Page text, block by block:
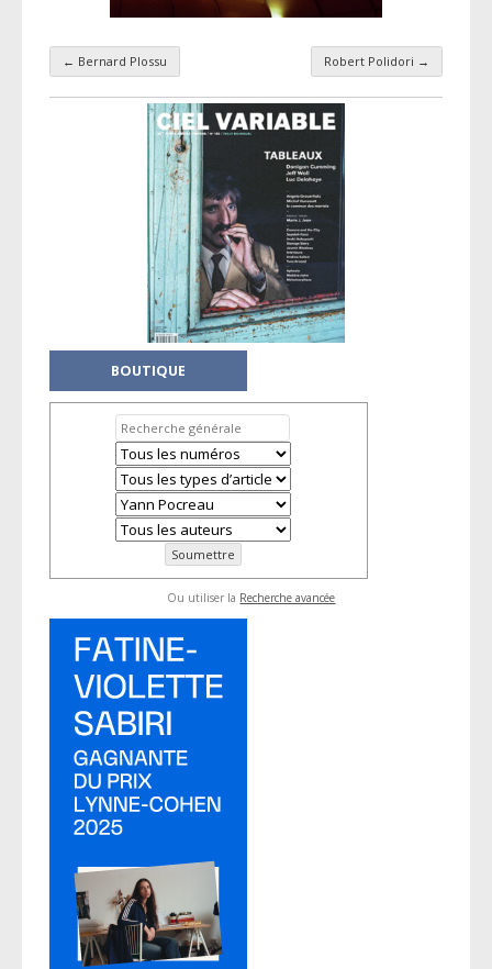
Navigation par taxonomie
← Bernard Plossu Robert Polidori →
BOUTIQUE
Ou utiliser la Recherche avancée